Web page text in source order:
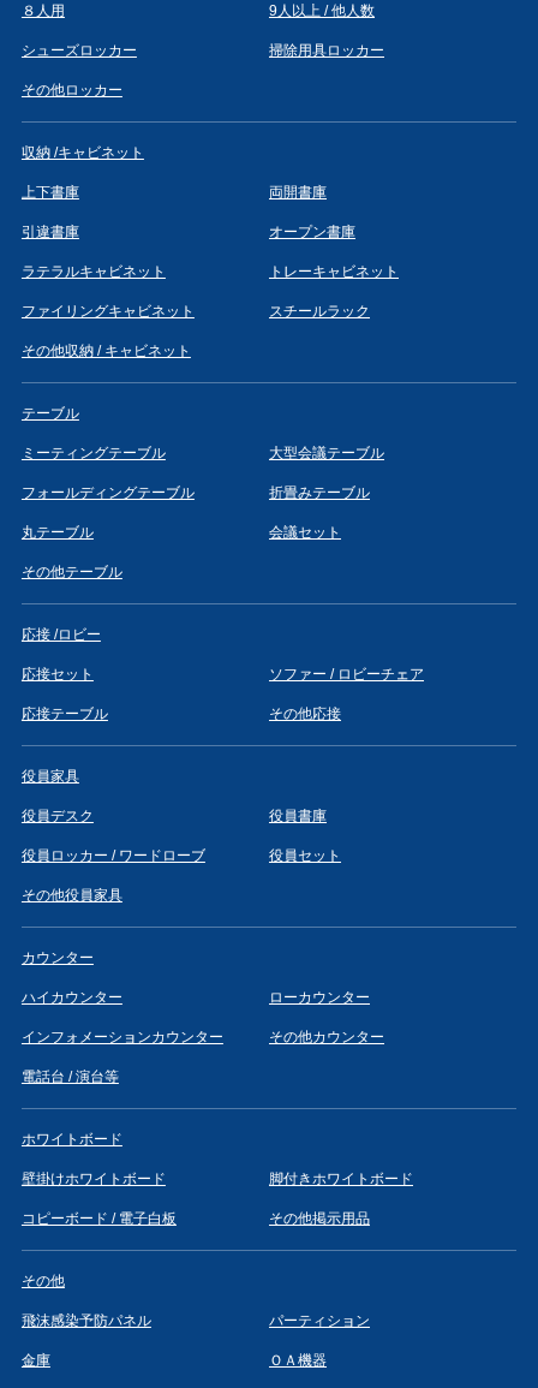
８人用 9人以上 / 他人数
シューズロッカー 掃除用具ロッカー
その他ロッカー
収納 /キャビネット
上下書庫 両開書庫
引違書庫 オープン書庫
ラテラルキャビネット トレーキャビネット
ファイリングキャビネット スチールラック
その他収納 / キャビネット
テーブル
ミーティングテーブル 大型会議テーブル
フォールディングテーブル 折畳みテーブル
丸テーブル 会議セット
その他テーブル
応接 /ロビー
応接セット ソファー / ロビーチェア
応接テーブル その他応接
役員家具
役員デスク 役員書庫
役員ロッカー / ワードローブ 役員セット
その他役員家具
カウンター
ハイカウンター ローカウンター
インフォメーションカウンター その他カウンター
電話台 / 演台等
ホワイトボード
壁掛けホワイトボード 脚付きホワイトボード
コピーボード / 電子白板 その他掲示用品
その他
飛沫感染予防パネル パーティション
金庫 ＯＡ機器